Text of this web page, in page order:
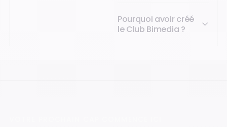
Pourquoi avoir créé
le Club Bimedia ?